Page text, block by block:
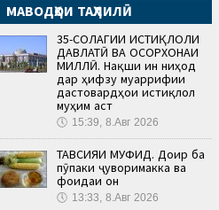
МАВОДҲОИ ТАҲЛИЛӢ
35-СОЛАГИИ ИСТИҚЛОЛИ
ДАВЛАТӢ ВА ОСОРХОНАИ
МИЛЛӢ. Нақши ин ниҳод
дар ҳифзу муаррифии
дастовардҳои истиқлол
муҳим аст
🕔 15:39, 8.Авг 2026
ТАВСИЯИ МУФИД. Доир ба
пӯпаки ҷуворимакка ва
фоидаи он
🕔 13:33, 8.Авг 2026